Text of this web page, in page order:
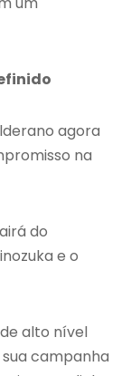
agora
na
do
e o
alto nível
campanha